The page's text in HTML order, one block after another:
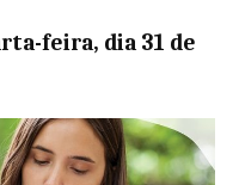
feira, dia 31 de